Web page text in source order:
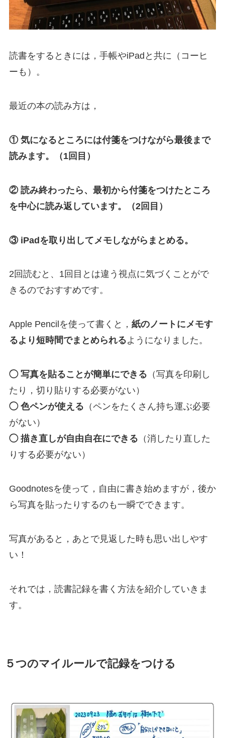
読書をするときには，手帳やiPadと共に（コーヒ
ーも）。
最近の本の読み方は，
① 気になるところには付箋をつけながら最後まで
読みます。（1回目）
② 読み終わったら、最初から付箋をつけたところ
を中心に読み返しています。（2回目）
③ iPadを取り出してメモしながらまとめる。
2回読むと、1回目とは違う視点に気づくことがで
きるのでおすすめです。
Apple Pencilを使って書くと， 紙のノートにメモす
るより短時間でまとめられるようになりました。
◯ 写真を貼ることが簡単にできる （写真を印刷し
たり，切り貼りする必要がない）
◯ 色ペンが使える （ペンをたくさん持ち運ぶ必要
がない）
◯ 描き直しが自由自在にできる （消したり直した
りする必要がない）
Goodnotesを使って，自由に書き始めますが，後か
ら写真を貼ったりするのも一瞬でできます。
写真があると，あとで見返した時も思い出しやす
い！
それでは，読書記録を書く方法を紹介していきま
す。
５つのマイルールで記録をつける